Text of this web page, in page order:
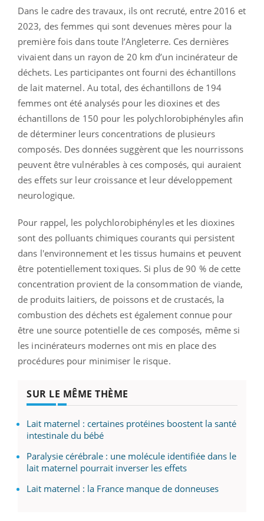
Dans le cadre des travaux, ils ont recruté, entre 2016 et
2023, des femmes qui sont devenues mères pour la
première fois dans toute l’Angleterre. Ces dernières
vivaient dans un rayon de 20 km d’un incinérateur de
déchets. Les participantes ont fourni des échantillons
de lait maternel. Au total, des échantillons de 194
femmes ont été analysés pour les dioxines et des
échantillons de 150 pour les polychlorobiphényles afin
de déterminer leurs concentrations de plusieurs
composés. Des données suggèrent que les nourrissons
peuvent être vulnérables à ces composés, qui auraient
des effets sur leur croissance et leur développement
neurologique.
Pour rappel, les polychlorobiphényles et les dioxines
sont des polluants chimiques courants qui persistent
dans l'environnement et les tissus humains et peuvent
être potentiellement toxiques. Si plus de 90 % de cette
concentration provient de la consommation de viande,
de produits laitiers, de poissons et de crustacés, la
combustion des déchets est également connue pour
être une source potentielle de ces composés, même si
les incinérateurs modernes ont mis en place des
procédures pour minimiser le risque.
SUR LE MÊME THÈME
Lait maternel : certaines protéines boostent la santé
intestinale du bébé
Paralysie cérébrale : une molécule identifiée dans le
lait maternel pourrait inverser les effets
Lait maternel : la France manque de donneuses